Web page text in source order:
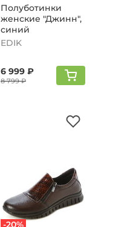
Полуботинки
женские "Джинн",
синий
EDIK
6 999 ₽
8 799 ₽
-20%